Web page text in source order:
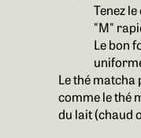
Tenez
"M"
Le bon
Le thé
comme le thé
du lait (chaud